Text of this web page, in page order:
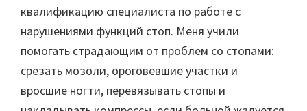
квалификацию специалиста по работе с
нарушениями функций стоп. Меня учили
помогать страдающим от проблем со стопами:
срезать мозоли, ороговевшие участки и
вросшие ногти, перевязывать стопы и